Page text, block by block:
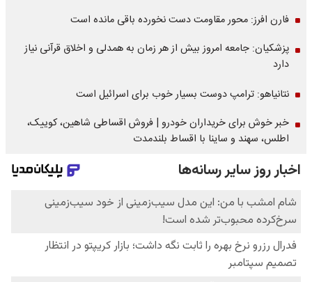
فارن افرز: محور مقاومت دست نخورده باقی مانده است
پزشکیان: جامعه امروز بیش از هر زمان به همدلی و اخلاق قرآنی نیاز
دارد
نتانیاهو: ترامپ دوست بسیار خوب برای اسرائیل است
خبر خوش برای خریداران خودرو | فروش اقساطی شاهین، کوییک،
اطلس، سهند و ساینا با اقساط بلندمدت